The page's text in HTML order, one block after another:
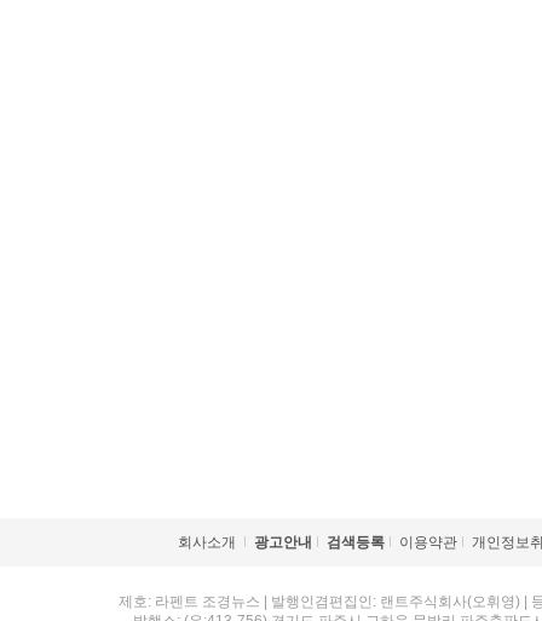
회사소개 광고안내 검색등록 이용약관 개인정보
제호: 라펜트 조경뉴스 | 발행인겸편집인: 랜트주식회사(오휘영)